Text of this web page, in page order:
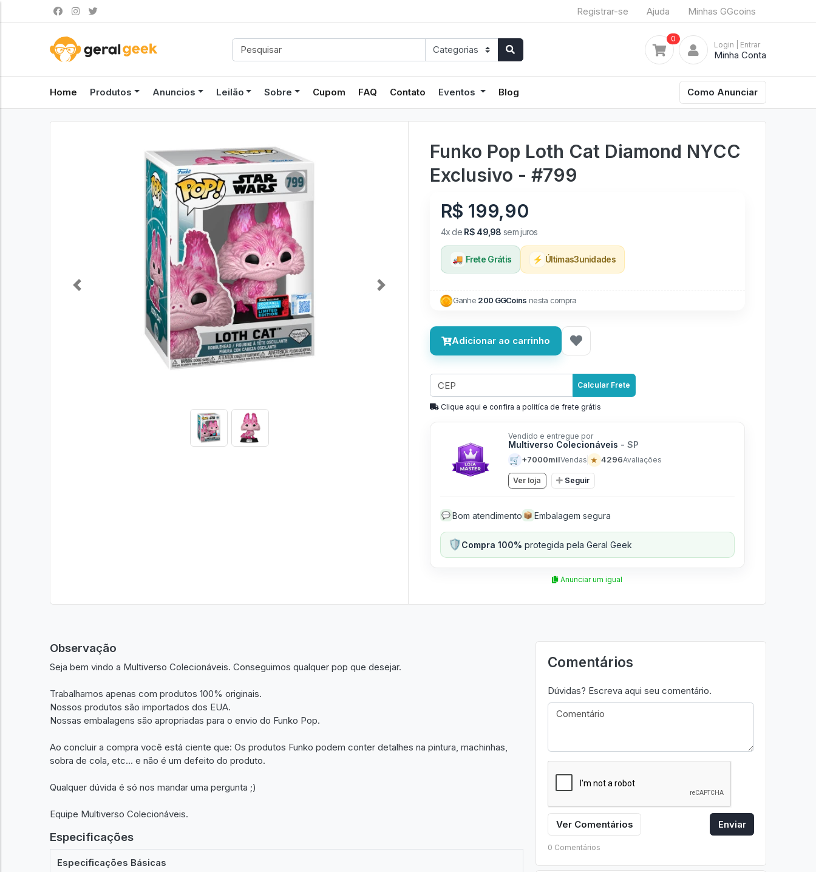
Registrar-se Ajuda Minhas GGcoins
0
Login | Entrar
Minha Conta
Home Produtos Anuncios Leilão Sobre Cupom FAQ Contato Eventos Blog Como Anunciar
Previous Next
Funko Pop Loth Cat Diamond NYCC
Exclusivo - #799
R$ 199,90
4x de R$ 49,98 sem juros
🚚 Frete Grátis ⚡ Últimas3unidades
Ganhe 200 GGCoins nesta compra
Adicionar ao carrinho
Calcular Frete
Clique aqui e confira a politíca de frete grátis
Vendido e entregue por
Multiverso Colecionáveis - SP
🛒 +7000milVendas ★ 4296Avaliações
Ver loja Seguir
💬 Bom atendimento 📦 Embalagem segura
🛡️Compra 100% protegida pela Geral Geek
Anunciar um igual
Observação
Seja bem vindo a Multiverso Colecionáveis. Conseguimos qualquer pop que desejar.
Trabalhamos apenas com produtos 100% originais.
Nossos produtos são importados dos EUA.
Nossas embalagens são apropriadas para o envio do Funko Pop.
Ao concluir a compra você está ciente que: Os produtos Funko podem conter detalhes na pintura, machinhas,
sobra de cola, etc... e não é um defeito do produto.
Qualquer dúvida é só nos mandar uma pergunta ;)
Equipe Multiverso Colecionáveis.
Especificações
Especificações Básicas
Comentários
Dúvidas? Escreva aqui seu comentário.
Ver Comentários Enviar
0 Comentários